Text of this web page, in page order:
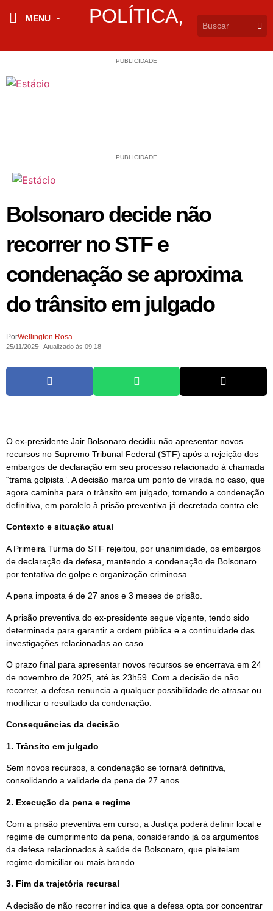
MENU POLÍTICA,
PUBLICIDADE
PUBLICIDADE
Bolsonaro decide não
recorrer no STF e
condenação se aproxima
do trânsito em julgado
PorWellington Rosa
25/11/2025 Atualizado às 09:18
O ex-presidente Jair Bolsonaro decidiu não apresentar novos
recursos no Supremo Tribunal Federal (STF) após a rejeição dos
embargos de declaração em seu processo relacionado à chamada
“trama golpista”. A decisão marca um ponto de virada no caso, que
agora caminha para o trânsito em julgado, tornando a condenação
definitiva, em paralelo à prisão preventiva já decretada contra ele.
Contexto e situação atual
A Primeira Turma do STF rejeitou, por unanimidade, os embargos
de declaração da defesa, mantendo a condenação de Bolsonaro
por tentativa de golpe e organização criminosa.
A pena imposta é de 27 anos e 3 meses de prisão.
A prisão preventiva do ex-presidente segue vigente, tendo sido
determinada para garantir a ordem pública e a continuidade das
investigações relacionadas ao caso.
O prazo final para apresentar novos recursos se encerrava em 24
de novembro de 2025, até às 23h59. Com a decisão de não
recorrer, a defesa renuncia a qualquer possibilidade de atrasar ou
modificar o resultado da condenação.
Consequências da decisão
1. Trânsito em julgado
Sem novos recursos, a condenação se tornará definitiva,
consolidando a validade da pena de 27 anos.
2. Execução da pena e regime
Com a prisão preventiva em curso, a Justiça poderá definir local e
regime de cumprimento da pena, considerando já os argumentos
da defesa relacionados à saúde de Bolsonaro, que pleiteiam
regime domiciliar ou mais brando.
3. Fim da trajetória recursal
A decisão de não recorrer indica que a defesa opta por concentrar